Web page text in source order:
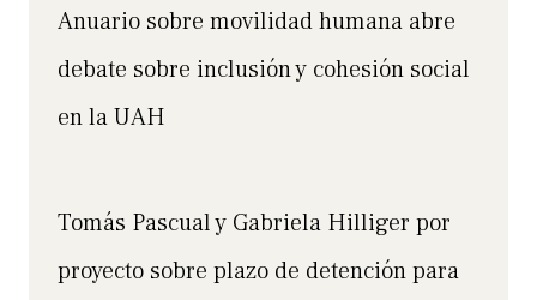
Anuario sobre movilidad humana abre
debate sobre inclusión y cohesión social
en la UAH
Tomás Pascual y Gabriela Hilliger por
proyecto sobre plazo de detención para